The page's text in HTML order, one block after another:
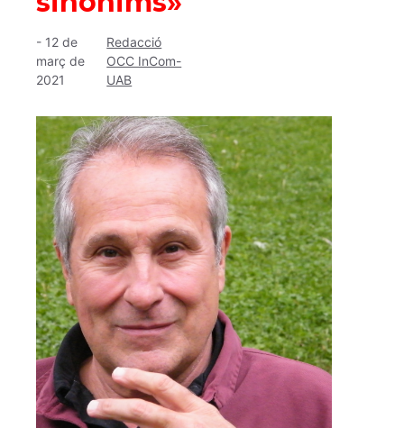
- 12 de
març de
2021
Redacció
OCC InCom-
UAB